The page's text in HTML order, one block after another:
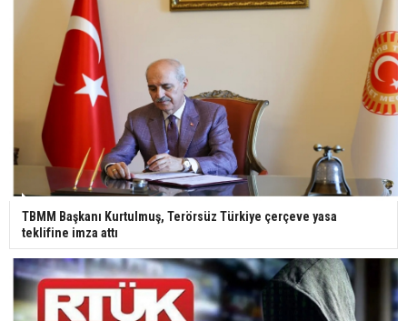
TBMM Başkanı Kurtulmuş, Terörsüz Türkiye çerçeve yasa
teklifine imza attı